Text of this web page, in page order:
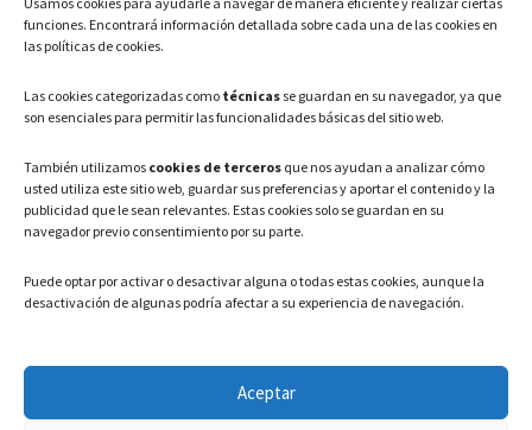
funciones. Encontrará información detallada sobre cada una de las cookies en
las políticas de cookies.
Las cookies categorizadas como técnicas se guardan en su navegador, ya que
son esenciales para permitir las funcionalidades básicas del sitio web.
También utilizamos cookies de terceros que nos ayudan a analizar cómo
usted utiliza este sitio web, guardar sus preferencias y aportar el contenido y la
publicidad que le sean relevantes. Estas cookies solo se guardan en su
navegador previo consentimiento por su parte.
Puede optar por activar o desactivar alguna o todas estas cookies, aunque la
desactivación de algunas podría afectar a su experiencia de navegación.
Aceptar
Teléfono: 91 886 44 62
Correo Electrónico:
HORARIO
Lunes a Viernes: 08:00h – 15:00h
LEGAL
Política de privacidad–Aviso Legal–Política de cookies